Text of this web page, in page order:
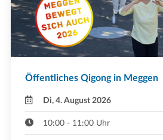
Öffentliches Qigong in Meggen
Di, 4. August 2026
10:00 - 11:00 Uhr